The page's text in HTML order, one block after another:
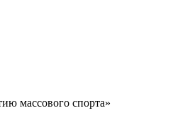
массового спорта»